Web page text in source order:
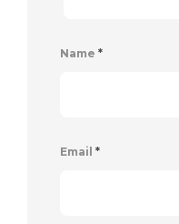
Name *
Email *